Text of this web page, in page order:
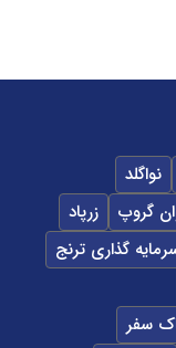
نواگلد
گروپ
زرپاد
گذاری ترنج
سفر